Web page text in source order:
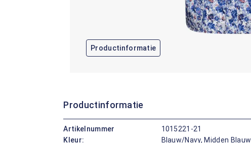
Productinformatie
Productinformatie
Artikelnummer
1015221-21
Kleur:
Blauw/Navy, Midden Blauw